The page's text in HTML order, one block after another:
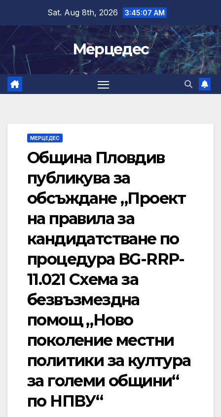
content
Sat. Aug 8th, 2026 3:45:08 AM
Мерцедес
МЕРЦЕДЕС
Община Пловдив
публикува за
обсъждане „Проект
на правила за
кандидатстване по
процедура BG-RRP-
11.021 Схема за
безвъзмездна
помощ „Ново
поколение местни
политики за култура
за големи общини“
по НПВУ“